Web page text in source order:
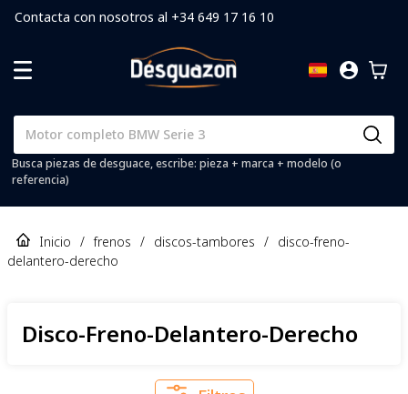
Contacta con nosotros al +34 649 17 16 10
Busca piezas de desguace, escribe: pieza + marca + modelo (o
referencia)
Inicio / frenos / discos-tambores / disco-freno-
delantero-derecho
Disco-Freno-Delantero-Derecho